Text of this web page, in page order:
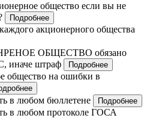
общество если вы не
Подробнее
акционерного общества
ОБЩЕСТВО обязано
иначе штраф
Подробнее
общество на ошибки в
в любом бюллетене Подробнее
в любом протоколе ГОСА